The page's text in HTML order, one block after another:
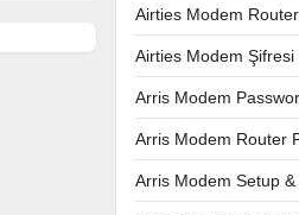
Airties Modem
Airties Modem Şifresi
Arris Modem
Arris Modem Router
Arris Modem Setup